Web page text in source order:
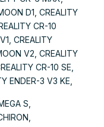
D1, CREALITY
CR-10
CREALITY
V2, CREALITY
CR-10 SE,
ENDER-3 V3 KE,
S,